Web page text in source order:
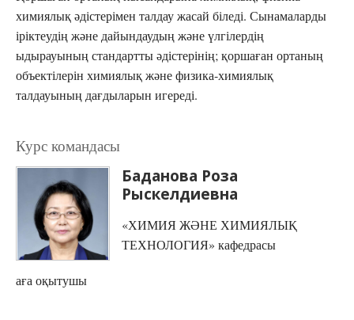
химиялық әдістерімен талдау жасай біледі. Сынамаларды
іріктеудің және дайындаудың және үлгілердің
ыдырауының стандартты әдістерінің; қоршаған ортаның
объектілерін химиялық және физика-химиялық
талдауының дағдыларын игереді.
Курс командасы
Баданова Роза
Рыскелдиевна
«ХИМИЯ ЖӘНЕ ХИМИЯЛЫҚ
ТЕХНОЛОГИЯ» кафедрасы
аға оқытушы